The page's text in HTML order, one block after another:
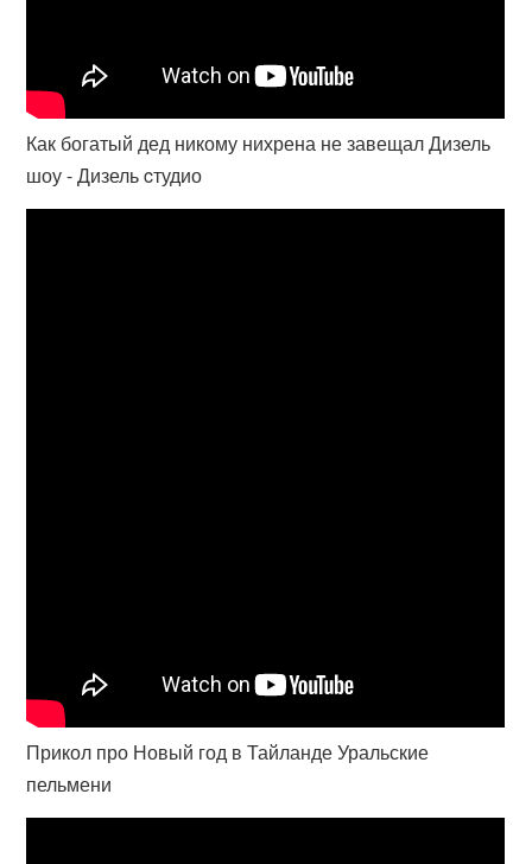
Как богатый дед никому нихрена не завещал Дизель
шоу - Дизель cтудио
Прикол про Новый год в Тайланде Уральские
пельмени